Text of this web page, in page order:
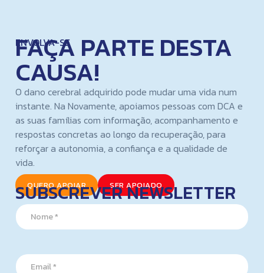
ENVOLVA-SE
FAÇA PARTE DESTA
CAUSA!
O dano cerebral adquirido pode mudar uma vida num
instante. Na Novamente, apoiamos pessoas com DCA e
as suas famílias com informação, acompanhamento e
respostas concretas ao longo da recuperação, para
reforçar a autonomia, a confiança e a qualidade de
vida.
QUERO APOIAR SER APOIADO
SUBSCREVER NEWSLETTER
E
m
a
E
m
N
a
m
*
E
m